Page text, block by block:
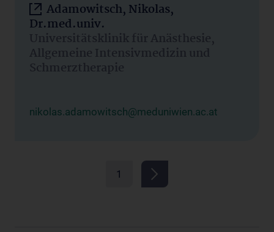
Adamowitsch, Nikolas,
Dr.med.univ.
Universitätsklinik für Anästhesie,
Allgemeine Intensivmedizin und
Schmerztherapie
nikolas.adamowitsch@meduniwien.ac.at
1